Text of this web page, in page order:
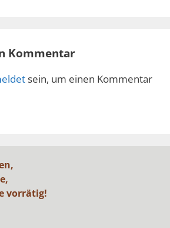
Kommentar
sein, um einen Kommentar
vorrätig!